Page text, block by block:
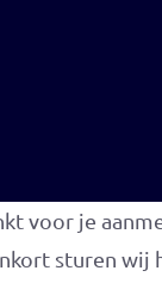
voor je
sturen wij